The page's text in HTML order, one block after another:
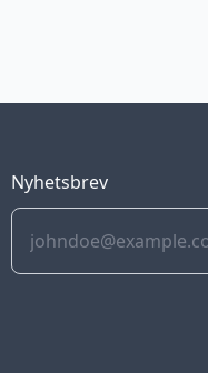
Nyhetsbrev